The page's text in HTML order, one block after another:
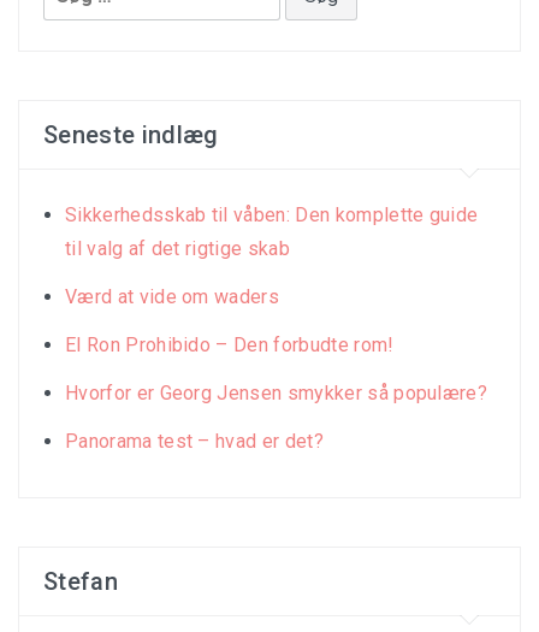
efter:
Seneste indlæg
Sikkerhedsskab til våben: Den komplette guide
til valg af det rigtige skab
Værd at vide om waders
El Ron Prohibido – Den forbudte rom!
Hvorfor er Georg Jensen smykker så populære?
Panorama test – hvad er det?
Stefan